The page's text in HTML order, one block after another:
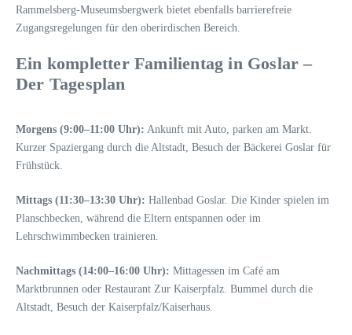
Rammelsberg-Museumsbergwerk bietet ebenfalls barrierefreie
Zugangsregelungen für den oberirdischen Bereich.
Ein kompletter Familientag in Goslar –
Der Tagesplan
Morgens (9:00–11:00 Uhr): Ankunft mit Auto, parken am Markt.
Kurzer Spaziergang durch die Altstadt, Besuch der Bäckerei Goslar für
Frühstück.
Mittags (11:30–13:30 Uhr): Hallenbad Goslar. Die Kinder spielen im
Planschbecken, während die Eltern entspannen oder im
Lehrschwimmbecken trainieren.
Nachmittags (14:00–16:00 Uhr): Mittagessen im Café am
Marktbrunnen oder Restaurant Zur Kaiserpfalz. Bummel durch die
Altstadt, Besuch der Kaiserpfalz/Kaiserhaus.